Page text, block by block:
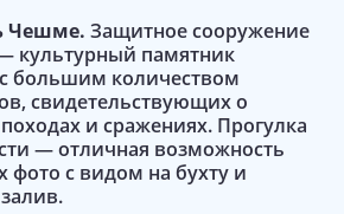
Чешме. Защитное сооружение
культурный памятник
большим количеством
свидетельствующих о
и сражениях. Прогулка
— отличная возможность
фото с видом на бухту и